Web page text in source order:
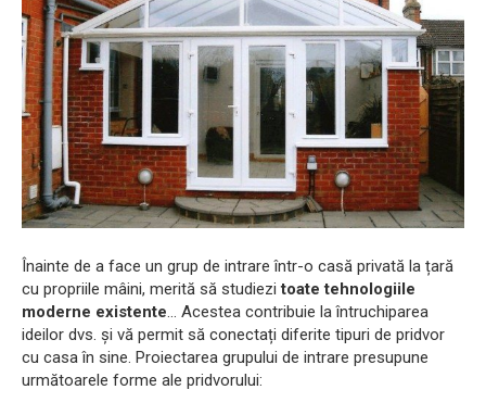
Înainte de a face un grup de intrare într-o casă privată la țară
cu propriile mâini, merită să studiezitoate tehnologiile
moderne existente... Acestea contribuie la întruchiparea
ideilor dvs. și vă permit să conectați diferite tipuri de pridvor
cu casa în sine. Proiectarea grupului de intrare presupune
următoarele forme ale pridvorului: